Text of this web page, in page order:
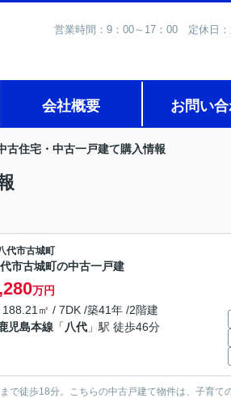
営業時間：9：00～17：00 定
会社概要 お問い
古住宅・中古一戸建て購入情報
代市古城町
市古城町の中古一戸建
万円
㎡ / 7DK /築41年 /2階建
児島本線 「 八代 」駅 徒歩46分
で徒歩18分。こちらの中古戸建て物件は、子育